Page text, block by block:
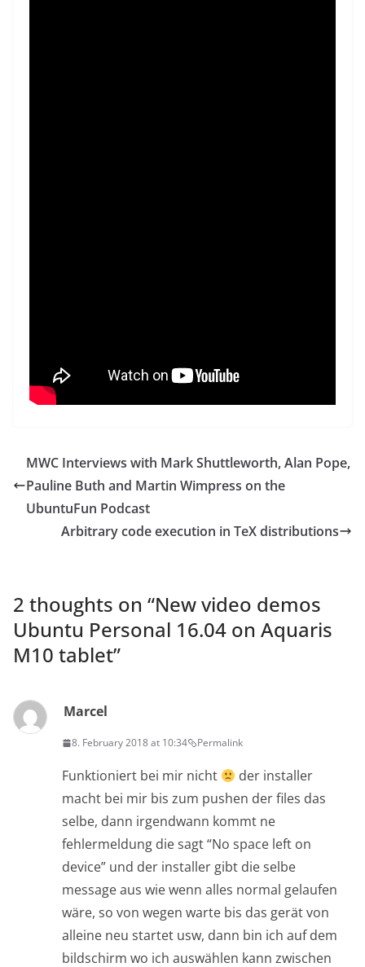
MWC Interviews with Mark Shuttleworth, Alan Pope,
Pauline Buth and Martin Wimpress on the
UbuntuFun Podcast
Arbitrary code execution in TeX distributions
2 thoughts on “New video demos
Ubuntu Personal 16.04 on Aquaris
M10 tablet”
Marcel
8. February 2018 at 10:34 Permalink
Funktioniert bei mir nicht
der installer
macht bei mir bis zum pushen der files das
selbe, dann irgendwann kommt ne
fehlermeldung die sagt “No space left on
device” und der installer gibt die selbe
message aus wie wenn alles normal gelaufen
wäre, so von wegen warte bis das gerät von
alleine neu startet usw, dann bin ich auf dem
bildschirm wo ich auswählen kann zwischen